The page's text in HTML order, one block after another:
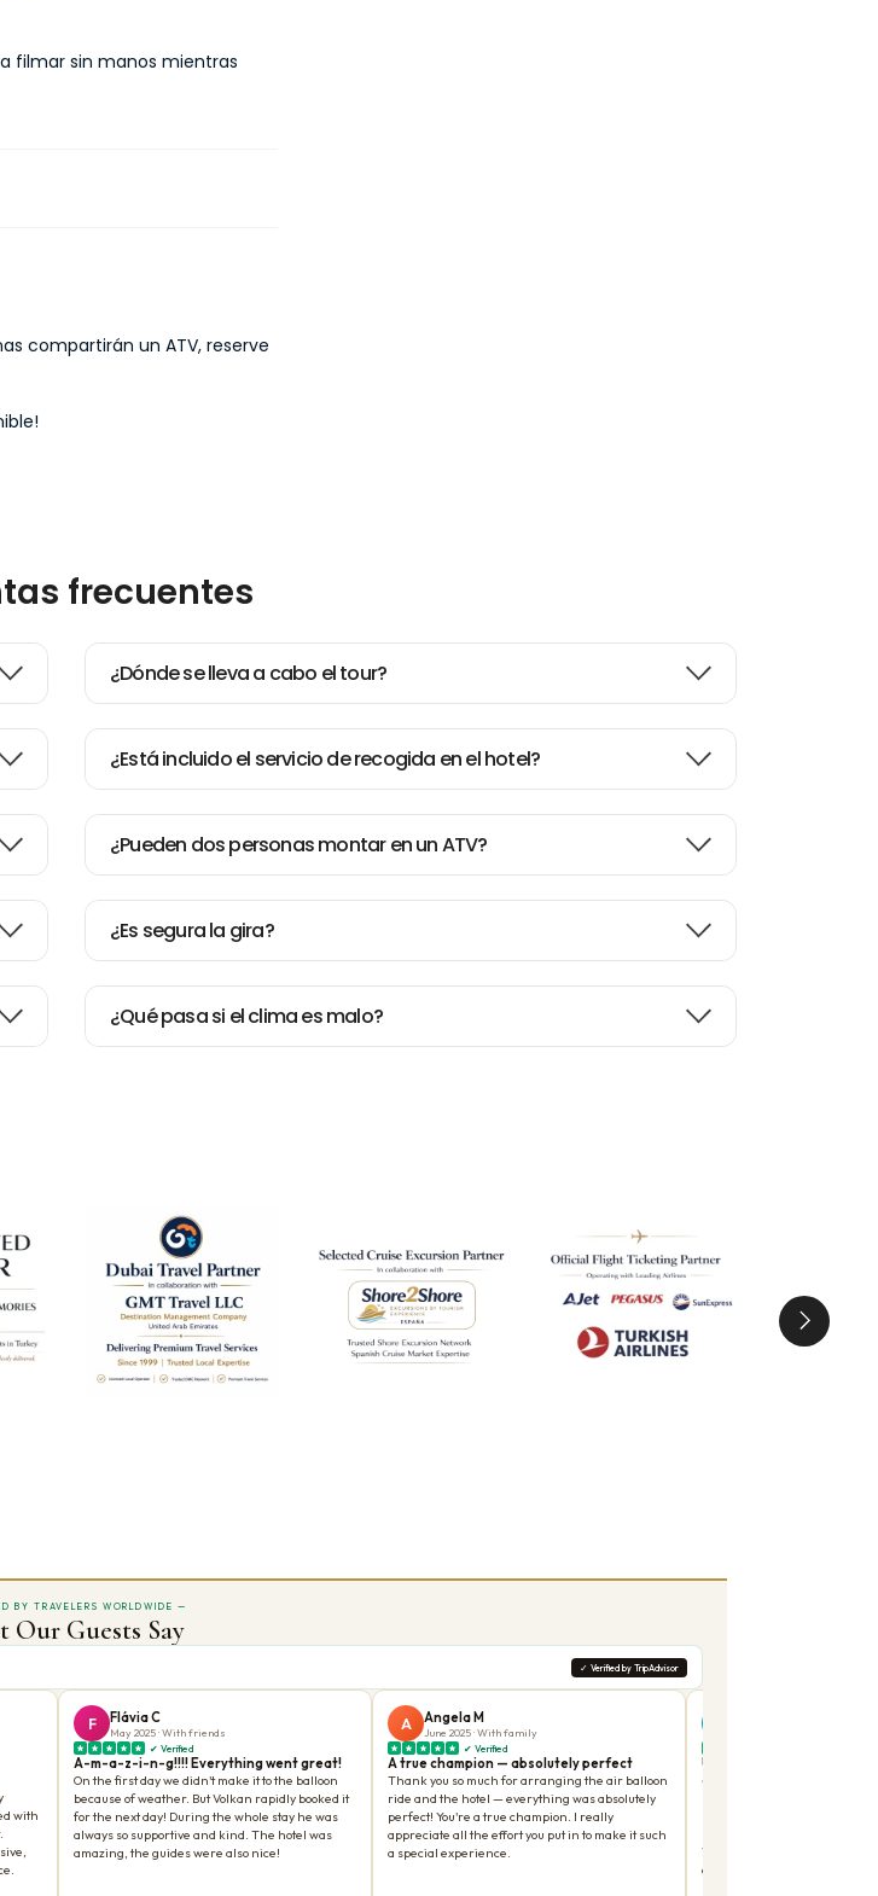
filmar sin manos mientras
compartirán un ATV, reserve
frecuentes
¿Dónde se lleva a cabo el tour?
¿Está incluido el servicio de recogida en el hotel?
¿Pueden dos personas montar en un ATV?
¿Es segura la gira?
¿Qué pasa si el clima es malo?